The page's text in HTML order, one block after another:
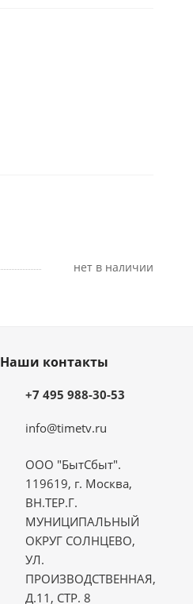
Нет в наличии
Наши контакты
+7 495 988-30-53
info@timetv.ru
ООО "БытСбыт".
119619, г. Москва,
ВН.ТЕР.Г.
МУНИЦИПАЛЬНЫЙ
ОКРУГ СОЛНЦЕВО,
УЛ.
ПРОИЗВОДСТВЕННАЯ,
Д.11, СТР. 8